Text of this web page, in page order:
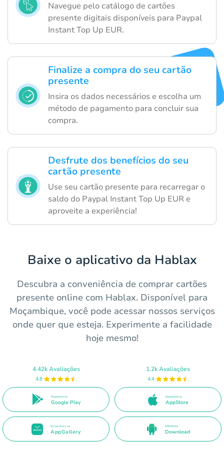
Navegue pelo catálogo de cartões
presente digitais disponíveis para Paypal
Instant Top Up EUR.
Finalize a compra do seu cartão
presente
Insira os dados necessários e escolha um
método de pagamento para concluir sua
compra.
Desfrute dos benefícios do seu
cartão presente
Use seu cartão presente para recarregar o
saldo do Paypal Instant Top Up EUR e
aproveite a experiência!
Baixe o aplicativo da Hablax
Descubra a conveniência de comprar cartões
presente online com Hablax. Disponível para
Moçambique, você pode acessar nossos serviços
onde quer que esteja. Experimente a facilidade
hoje mesmo!
4.42k Avaliações
4.8
Disponível no
Google Play
1.2k Avaliações
4.4
Disponível na
AppStore
Disponível na
AppGallery
APK Direto
Download